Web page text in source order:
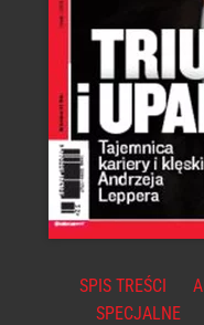
SPIS TREŚCI
SPECJALNE